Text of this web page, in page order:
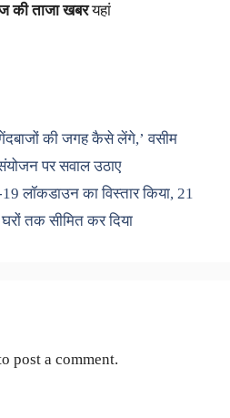
की ताजा खबरयहां
की जगह कैसे लेंगे,’ वसीम
पर सवाल उठाए
लॉकडाउन का विस्तार किया, 21
तक सीमित कर दिया
post a comment.